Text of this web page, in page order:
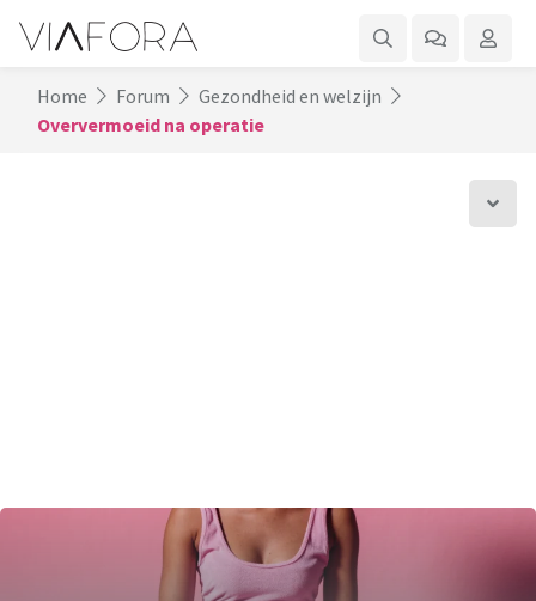
Home Forum
Gezondheid en welzijn
Oververmoeid na operatie